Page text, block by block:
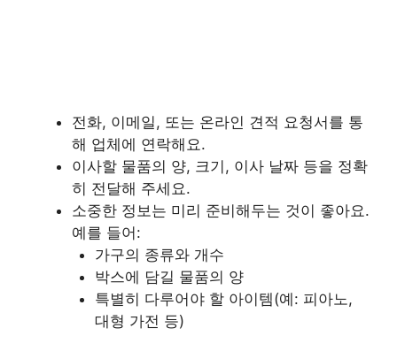
전화, 이메일, 또는 온라인 견적 요청서를 통
해 업체에 연락해요.
이사할 물품의 양, 크기, 이사 날짜 등을 정확
히 전달해 주세요.
소중한 정보는 미리 준비해두는 것이 좋아요.
예를 들어:
가구의 종류와 개수
박스에 담길 물품의 양
특별히 다루어야 할 아이템(예: 피아노,
대형 가전 등)